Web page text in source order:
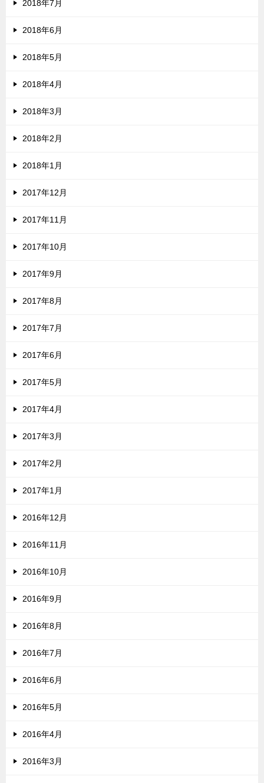
2018年7月
2018年6月
2018年5月
2018年4月
2018年3月
2018年2月
2018年1月
2017年12月
2017年11月
2017年10月
2017年9月
2017年8月
2017年7月
2017年6月
2017年5月
2017年4月
2017年3月
2017年2月
2017年1月
2016年12月
2016年11月
2016年10月
2016年9月
2016年8月
2016年7月
2016年6月
2016年5月
2016年4月
2016年3月